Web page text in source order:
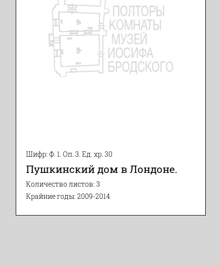
Шифр: Ф. 1. Оп. 3. Ед. хр. 30
Пушкинский дом в Лондоне.
Количество листов: 3
Крайние годы: 2009-2014